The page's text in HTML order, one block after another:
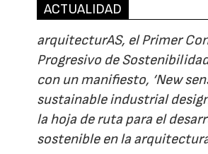
ACTUALIDAD
arquitecturAS, el Primer
Progresivo de
con un manifiesto, ‘New
sustainable industrial
la hoja de ruta para el
sostenible en la